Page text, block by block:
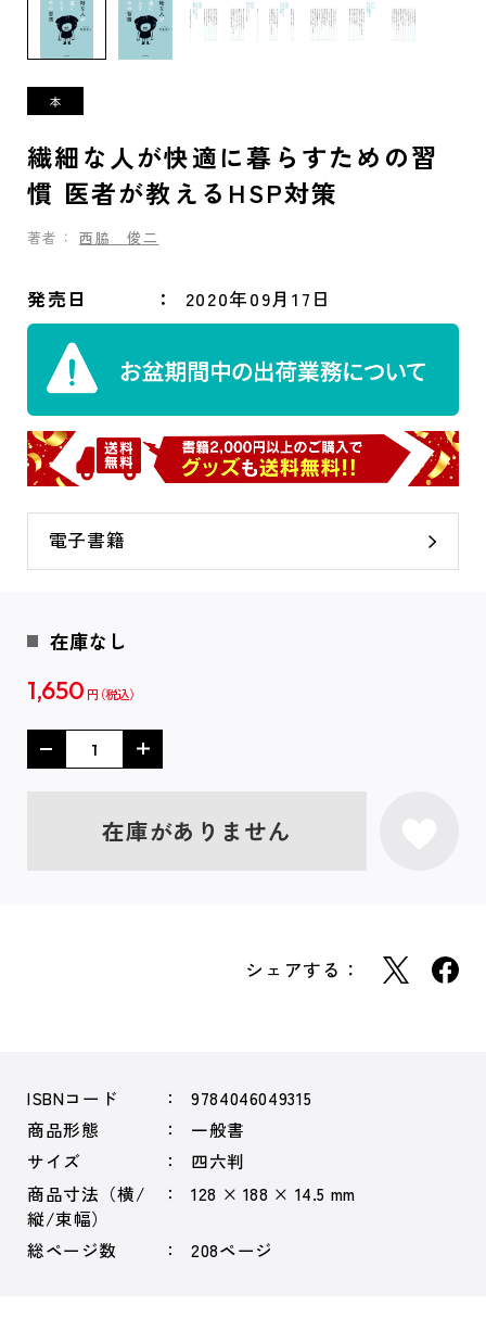
繊細な人が快適に暮らすための習
慣 医者が教えるHSP対策
著者： 西脇 俊二
発売日 2020年09月17日
電子書籍
在庫なし
1,650 円
在庫がありません
シェアする：
ISBNコード
9784046049315
商品形態
一般書
サイズ
四六判
商品寸法（横/
縦/束幅）
128 × 188 × 14.5 mm
総ページ数 208ページ